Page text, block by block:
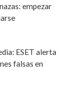
empezar
ESET alerta
falsas en